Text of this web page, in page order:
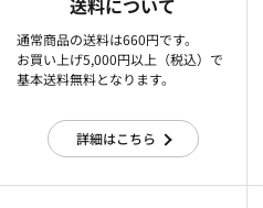
通常商品の送料は660円です。
お買い上げ5,000円以上（税込）で
基本送料無料となります。
詳細はこちら